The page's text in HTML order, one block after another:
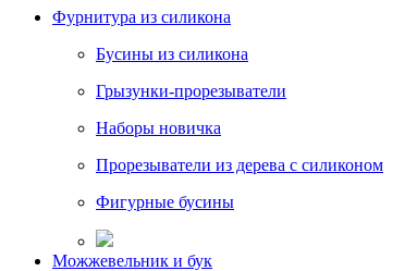
Фурнитура из силикона
Бусины из силикона
Грызунки-прорезыватели
Наборы новичка
Прорезыватели из дерева с силиконом
Фигурные бусины
Можжевельник и бук